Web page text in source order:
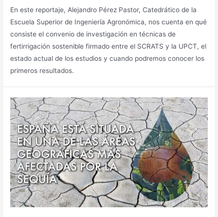
En este reportaje, Alejandro Pérez Pastor, Catedrático de la
Escuela Superior de Ingeniería Agronómica, nos cuenta en qué
consiste el convenio de investigación en técnicas de
fertirrigación sostenible firmado entre el SCRATS y la UPCT, el
estado actual de los estudios y cuando podremos conocer los
primeros resultados.